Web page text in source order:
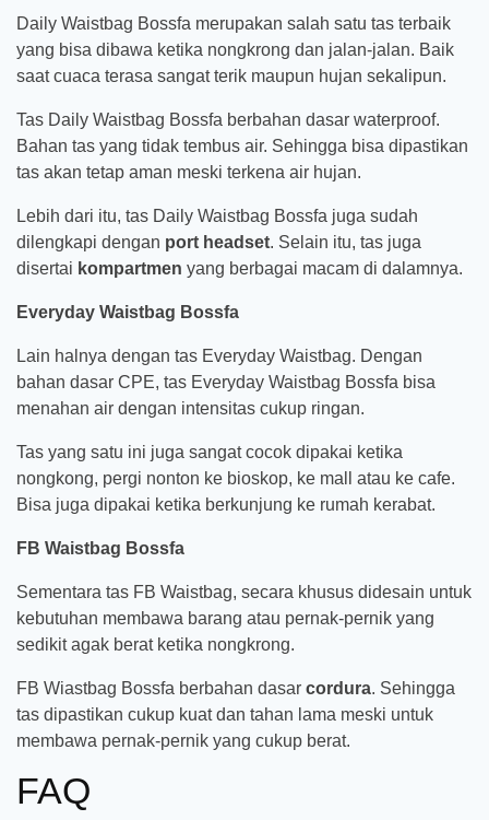
Daily Waistbag Bossfa merupakan salah satu tas terbaik
yang bisa dibawa ketika nongkrong dan jalan-jalan. Baik
saat cuaca terasa sangat terik maupun hujan sekalipun.
Tas Daily Waistbag Bossfa berbahan dasar waterproof.
Bahan tas yang tidak tembus air. Sehingga bisa dipastikan
tas akan tetap aman meski terkena air hujan.
Lebih dari itu, tas Daily Waistbag Bossfa juga sudah
dilengkapi dengan port headset. Selain itu, tas juga
disertai kompartmen yang berbagai macam di dalamnya.
Everyday Waistbag Bossfa
Lain halnya dengan tas Everyday Waistbag. Dengan
bahan dasar CPE, tas Everyday Waistbag Bossfa bisa
menahan air dengan intensitas cukup ringan.
Tas yang satu ini juga sangat cocok dipakai ketika
nongkong, pergi nonton ke bioskop, ke mall atau ke cafe.
Bisa juga dipakai ketika berkunjung ke rumah kerabat.
FB Waistbag Bossfa
Sementara tas FB Waistbag, secara khusus didesain untuk
kebutuhan membawa barang atau pernak-pernik yang
sedikit agak berat ketika nongkrong.
FB Wiastbag Bossfa berbahan dasar cordura. Sehingga
tas dipastikan cukup kuat dan tahan lama meski untuk
membawa pernak-pernik yang cukup berat.
FAQ